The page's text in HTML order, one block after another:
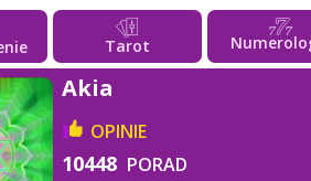
Tarot
Akia
OPINIE
10448 PORAD